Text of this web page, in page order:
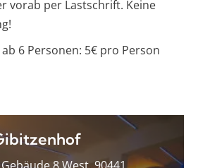
vorab per Lastschrift. Keine
6 Personen: 5€ pro Person